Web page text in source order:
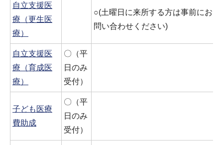
自立支援医
療（更生医
療）
○(土曜日に来所する方は事前にお
問い合わせください)
自立支援医
療（育成医
療）
〇（平
日のみ
受付）
子ども医療
費助成
〇（平
日のみ
受付）